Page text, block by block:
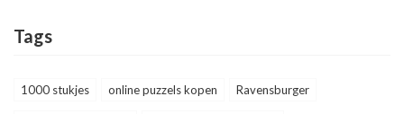
Tags
1000 stukjes online puzzels kopen Ravensburger